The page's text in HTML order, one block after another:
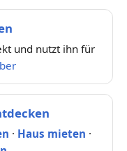
und nutzt ihn für
· Haus mieten ·